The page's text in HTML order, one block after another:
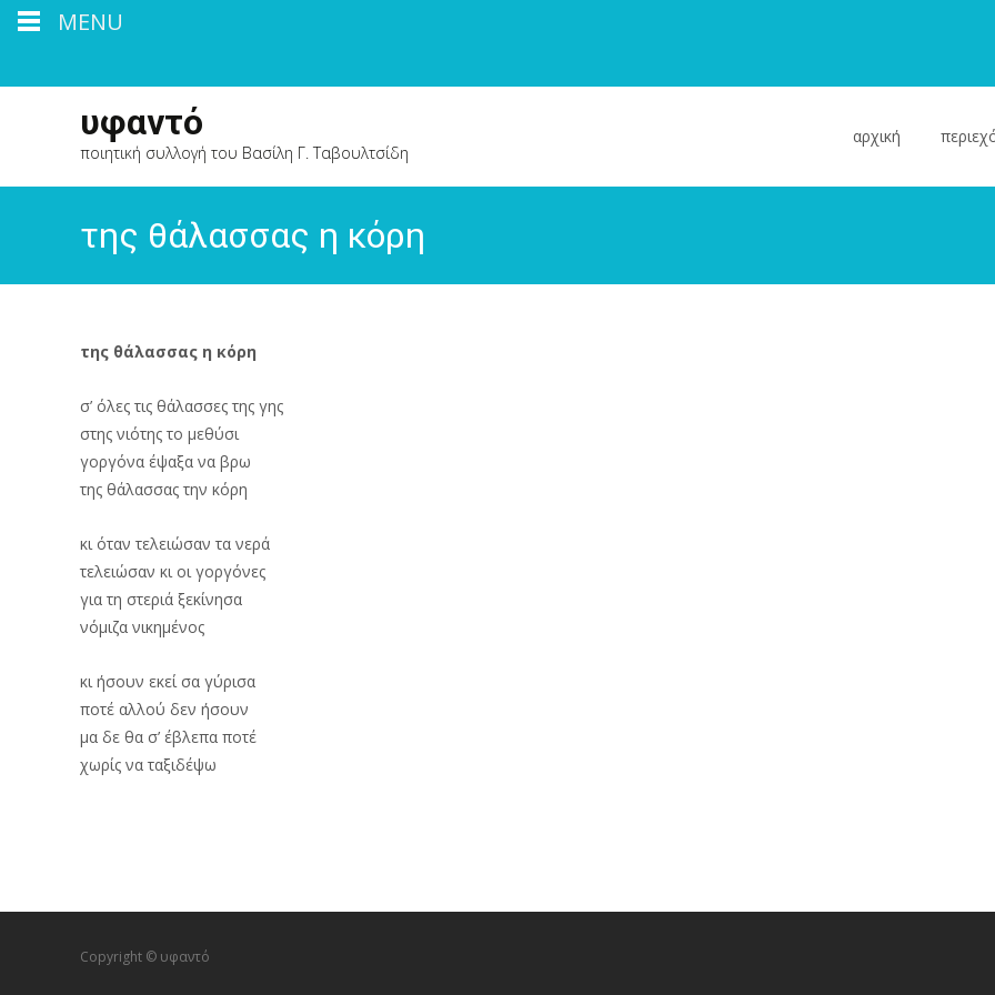
υφαντό
ποιητική συλλογή του Βασίλη Γ. Ταβουλτσίδη
αρχική
της θάλασσας η κόρη
της θάλασσας η κόρη
σ’ όλες τις θάλασσες της γης
στης νιότης το μεθύσι
γοργόνα έψαξα να βρω
της θάλασσας την κόρη
κι όταν τελειώσαν τα νερά
τελειώσαν κι οι γοργόνες
για τη στεριά ξεκίνησα
νόμιζα νικημένος
κι ήσουν εκεί σα γύρισα
ποτέ αλλού δεν ήσουν
μα δε θα σ’ έβλεπα ποτέ
χωρίς να ταξιδέψω
Copyright © υφαντό
MENU